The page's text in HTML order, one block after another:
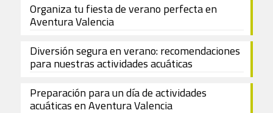
Organiza tu fiesta de verano perfecta en
Aventura Valencia
Diversión segura en verano: recomendaciones
para nuestras actividades acuáticas
Preparación para un día de actividades
acuáticas en Aventura Valencia